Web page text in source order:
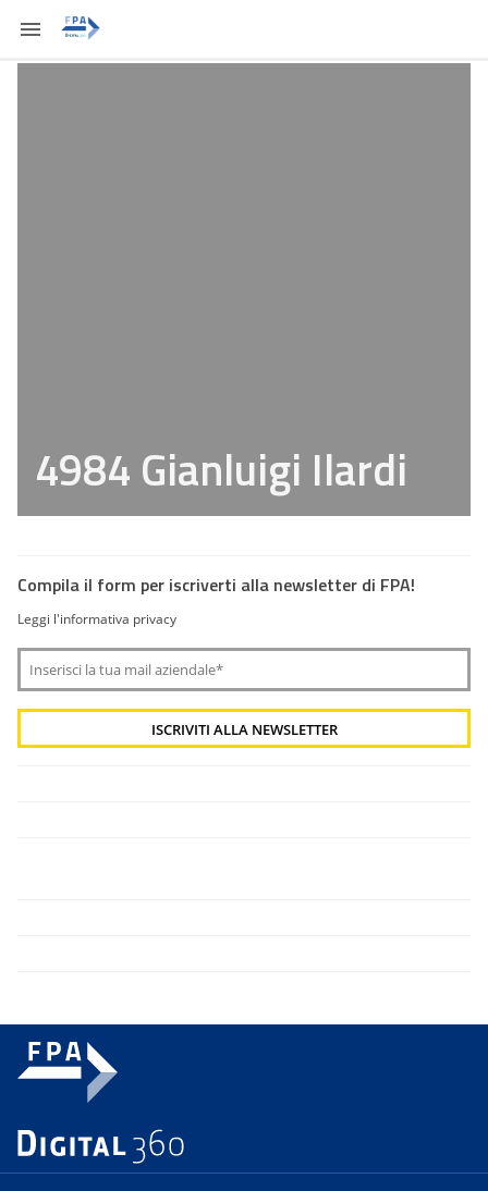
4984 Gianluigi Ilardi
Compila il form per iscriverti alla newsletter di FPA!
Leggi l'informativa privacy